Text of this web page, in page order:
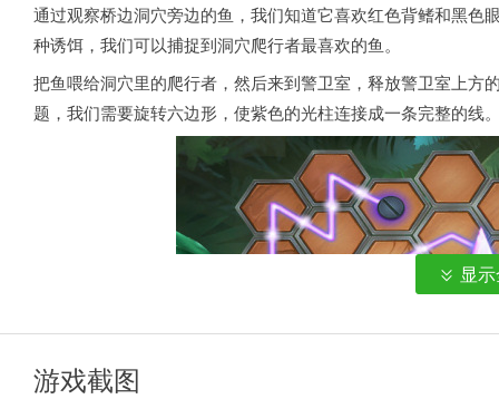
通过观察桥边洞穴旁边的鱼，我们知道它喜欢红色背鳍和黑色
种诱饵，我们可以捕捉到洞穴爬行者最喜欢的鱼。
把鱼喂给洞穴里的爬行者，然后来到警卫室，释放警卫室上方
题，我们需要旋转六边形，使紫色的光柱连接成一条完整的线
显
游戏截图